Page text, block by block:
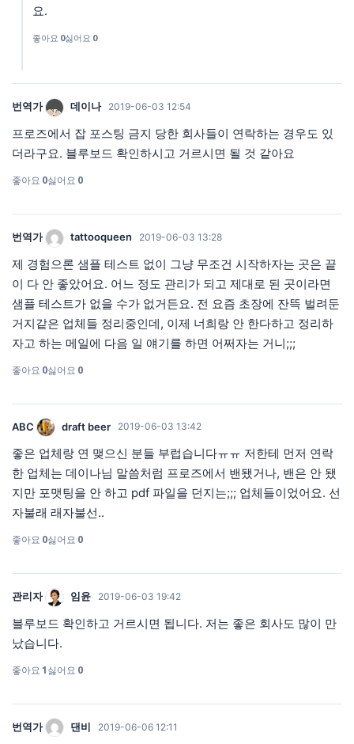
요.
좋아요 0싫어요 0
번역가 데이나 2019-06-03 12:54
프로즈에서 잡 포스팅 금지 당한 회사들이 연락하는 경우도 있
더라구요. 블루보드 확인하시고 거르시면 될 것 같아요
좋아요 0싫어요 0
번역가 tattooqueen 2019-06-03 13:28
제 경험으론 샘플 테스트 없이 그냥 무조건 시작하자는 곳은 끝
이 다 안 좋았어요. 어느 정도 관리가 되고 제대로 된 곳이라면
샘플 테스트가 없을 수가 없거든요. 전 요즘 초장에 잔뜩 벌려둔
거지같은 업체들 정리중인데, 이제 너희랑 안 한다하고 정리하
자고 하는 메일에 다음 일 얘기를 하면 어쩌자는 거니;;;
좋아요 0싫어요 0
ABC draft beer 2019-06-03 13:42
좋은 업체랑 연 맺으신 분들 부럽습니다ㅠㅠ 저한테 먼저 연락
한 업체는 데이나님 말씀처럼 프로즈에서 밴됐거나, 밴은 안 됐
지만 포맷팅을 안 하고 pdf 파일을 던지는;;; 업체들이었어요. 선
자불래 래자불선..
좋아요 0싫어요 0
관리자 임윤 2019-06-03 19:42
블루보드 확인하고 거르시면 됩니다. 저는 좋은 회사도 많이 만
났습니다.
좋아요1싫어요 0
번역가 댄비 2019-06-06 12:11